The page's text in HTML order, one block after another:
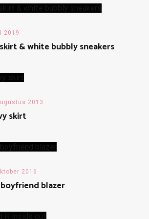
2019
& white bubbly sneakers
2013
skirt
2016
blazer